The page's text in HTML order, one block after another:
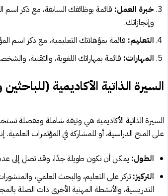
خبرة العمل: قائمة بوظائفك السابقة، مع ذكر
وإنجازاتك.
التعليم: قائمة بمؤهلاتك التعليمية، مع ذكر اسم
المهارات: قائمة بمهاراتك اللغوية، والتقنية،
السيرة الذاتية الأكاديمية
السيرة الذاتية الأكاديمية هي وثيقة شاملة ومفصلة
على المنح الدراسية، أو للمشاركة في المؤتمرات
الطول: يمكن أن تكون طويلة جدًا، وقد تصل إلى
التركيز: تركز على التعليم، والبحث العلمي،
التدريسية، والأنشطة المهنية الأخرى ذات الصلة